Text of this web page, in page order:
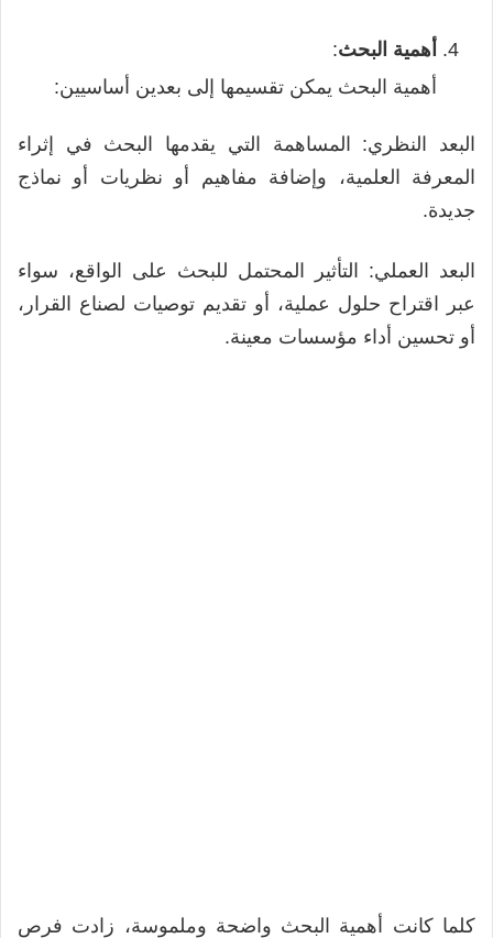
أهمية البحث:
أهمية البحث يمكن تقسيمها إلى بعدين أساسيين:
البعد النظري: المساهمة التي يقدمها البحث في إثراء
المعرفة العلمية، وإضافة مفاهيم أو نظريات أو نماذج
جديدة.
البعد العملي: التأثير المحتمل للبحث على الواقع، سواء
عبر اقتراح حلول عملية، أو تقديم توصيات لصناع القرار،
أو تحسين أداء مؤسسات معينة.
كلما كانت أهمية البحث واضحة وملموسة، زادت فرص